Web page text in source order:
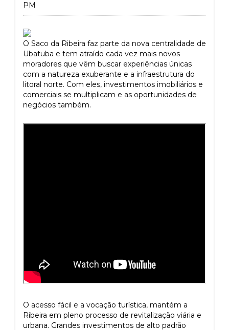
PM
O Saco da Ribeira faz parte da nova centralidade de
Ubatuba e tem atraído cada vez mais novos
moradores que vêm buscar experiências únicas
com a natureza exuberante e a infraestrutura do
litoral norte. Com eles, investimentos imobiliários e
comerciais se multiplicam e as oportunidades de
negócios também.
O acesso fácil e a vocação turística, mantém a
Ribeira em pleno processo de revitalização viária e
urbana. Grandes investimentos de alto padrão